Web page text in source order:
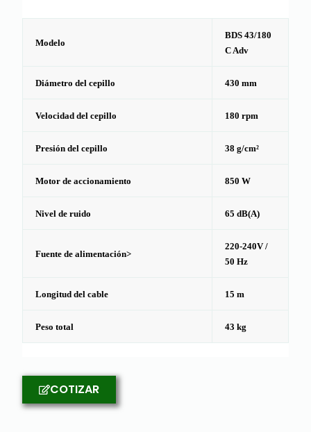
Modelo
BDS 43/180
C Adv
Diámetro del cepillo 430 mm
Velocidad del cepillo 180 rpm
Presión del cepillo 38 g/cm²
Motor de accionamiento 850 W
Nivel de ruido 65 dB(A)
Fuente de alimentación>
220-240V /
50 Hz
Longitud del cable 15 m
Peso total 43 kg
COTIZAR